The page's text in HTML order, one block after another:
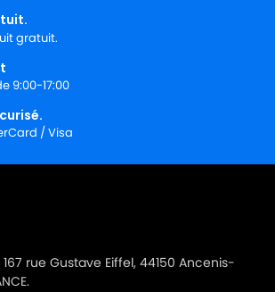
gratuit.
9:00-17:00
/ Visa
167 rue Gustave Eiffel, 44150 Ancenis-